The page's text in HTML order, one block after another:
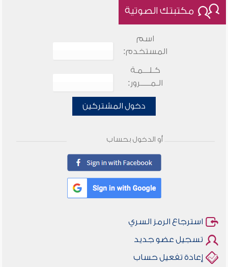
مكتبتك الصوتية
اسم
المستخدم:
كـلـــمـة
الـمـــــرور:
دخول المشتركين
أو الدخول بحساب
استرجاع الرمز السري
تسجيل عضو جديد
إعادة تفعيل حساب